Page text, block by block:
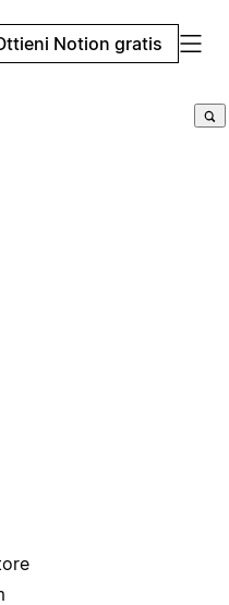
Notion gratis